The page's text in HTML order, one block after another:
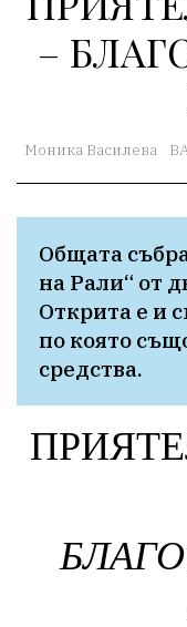
–
Моника Василева
Общата
на Рали“ от
Открита е и
по която
средства.